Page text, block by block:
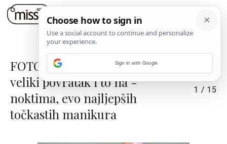
FOTO: Točkice su doživjele
veliki povratak i to na -
noktima, evo najljepših
točkastih manikura
1 / 15
Sign in with Google